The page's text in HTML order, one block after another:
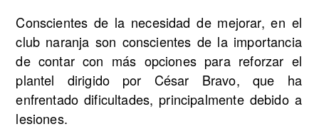
Conscientes de la necesidad de mejorar, en el
club naranja son conscientes de la importancia
de contar con más opciones para reforzar el
plantel dirigido por César Bravo, que ha
enfrentado dificultades, principalmente debido a
lesiones.